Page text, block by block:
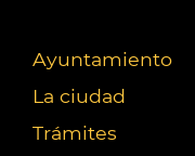
Ayuntamiento
La ciudad
Trámites